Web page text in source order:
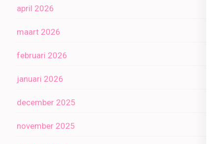
april 2026
maart 2026
februari 2026
januari 2026
december 2025
november 2025